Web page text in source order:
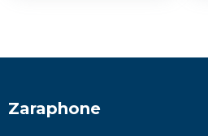
Zaraphone